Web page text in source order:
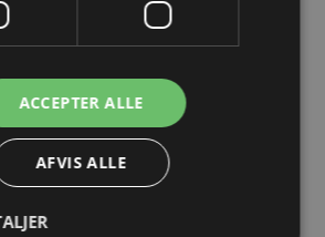
ACCEPTER ALLE
AFVIS ALLE